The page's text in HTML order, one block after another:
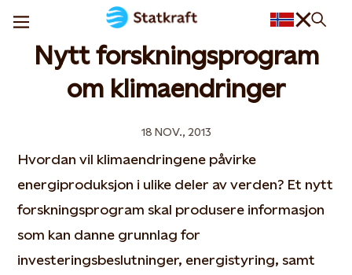
Nytt forskningsprogram
om klimaendringer
18 NOV., 2013
Hvordan vil klimaendringene påvirke
energiproduksjon i ulike deler av verden? Et nytt
forskningsprogram skal produsere informasjon
som kan danne grunnlag for
investeringsbeslutninger, energistyring, samt